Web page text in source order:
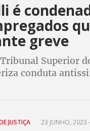
é
greve
Superior
conduta
JUSTIÇA 23 JUNHO, 2023